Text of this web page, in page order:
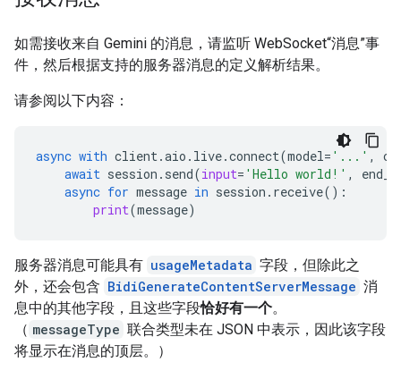
如需接收来自 Gemini 的消息，请监听 WebSocket“消息”事
件，然后根据支持的服务器消息的定义解析结果。
请参阅以下内容：
async with client.aio . live.connect(model= '...' ,
await session . send(input= 'Hello world!' ,
async for message in session . receive():
print(message)
服务器消息可能具有 usageMetadata 字段，但除此之
外，还会包含 BidiGenerateContentServerMessage 消
息中的其他字段，且这些字段恰好有一个。
（ messageType 联合类型未在 JSON 中表示，因此该字段
将显示在消息的顶层。）